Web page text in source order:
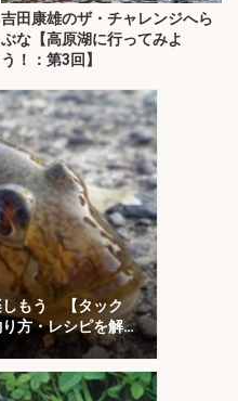
吉田康雄のザ・チャレンジへら
ぶな【高原湖に行ってみよ
う！：第3回】
しもう 【タック
方・レシピを解